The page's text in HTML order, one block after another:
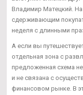
Владимир Матецкий.
сдерживающим
неделя с длинными
А если вы
отдельная зона с
предложенная схема
и не связана с
финансовом рынке. В